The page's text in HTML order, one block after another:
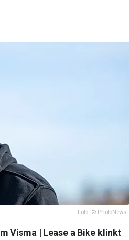
Foto: © PhotoNews
Visma | Lease a Bike klinkt